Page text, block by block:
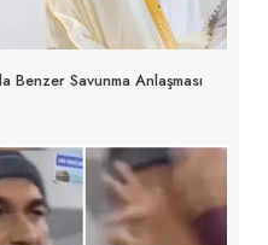
Benzer Savunma Anlaşması